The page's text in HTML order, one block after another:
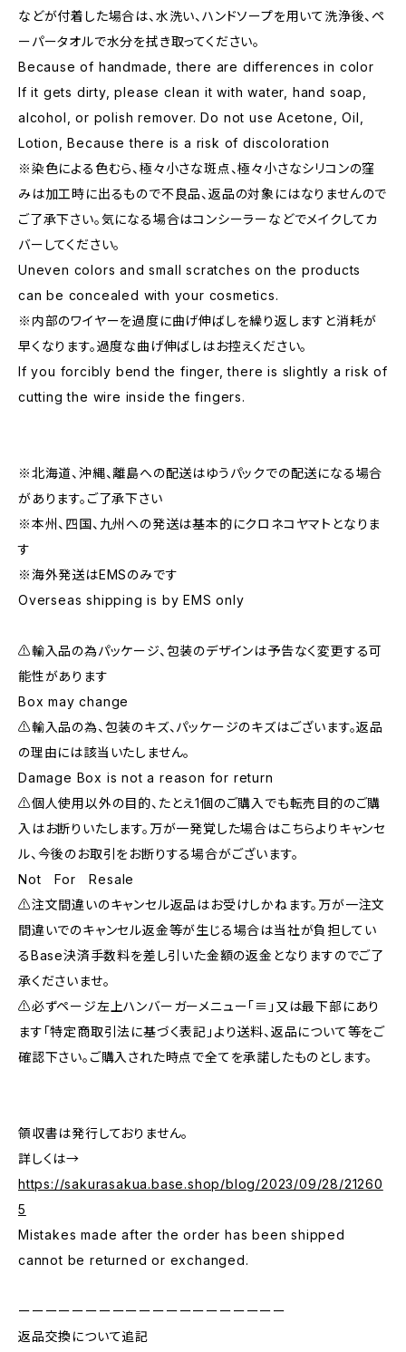
などが付着した場合は、水洗い、ハンドソープを用いて洗浄後、ペ
ーパータオルで水分を拭き取ってください。
Because of handmade, there are differences in color
If it gets dirty, please clean it with water, hand soap,
alcohol, or polish remover. Do not use Acetone, Oil,
Lotion, Because there is a risk of discoloration
※染色による色むら、極々小さな斑点、極々小さなシリコンの窪
みは加工時に出るもので不良品、返品の対象にはなりませんので
ご了承下さい。気になる場合はコンシーラーなどでメイクしてカ
バーしてください。
Uneven colors and small scratches on the products
can be concealed with your cosmetics.
※内部のワイヤーを過度に曲げ伸ばしを繰り返しますと消耗が
早くなります。過度な曲げ伸ばしはお控えください。
If you forcibly bend the finger, there is slightly a risk of
cutting the wire inside the fingers.
※北海道、沖縄、離島への配送はゆうパックでの配送になる場合
があります。ご了承下さい
※本州、四国、九州への発送は基本的にクロネコヤマトとなりま
す
※海外発送はEMSのみです
Overseas shipping is by EMS only
⚠️輸入品の為パッケージ、包装のデザインは予告なく変更する可
能性があります
Box may change
⚠️輸入品の為、包装のキズ、パッケージのキズはございます。返品
の理由には該当いたしません。
Damage Box is not a reason for return
⚠️個人使用以外の目的、たとえ1個のご購入でも転売目的のご購
入はお断りいたします。万が一発覚した場合はこちらよりキャンセ
ル、今後のお取引をお断りする場合がございます。
Not For Resale
⚠️注文間違いのキャンセル返品はお受けしかねます。万が一注文
間違いでのキャンセル返金等が生じる場合は当社が負担してい
るBase決済手数料を差し引いた金額の返金となりますのでご了
承くださいませ。
⚠️必ずページ左上ハンバーガーメニュー「≡」又は最下部にあり
ます「特定商取引法に基づく表記」より送料、返品について等をご
確認下さい。ご購入された時点で全てを承諾したものとします。
領収書は発行しておりません。
詳しくは→
https://sakurasakua.base.shop/blog/2023/09/28/21260
5
Mistakes made after the order has been shipped
cannot be returned or exchanged.
ーーーーーーーーーーーーーーーーーーーー
返品交換について追記